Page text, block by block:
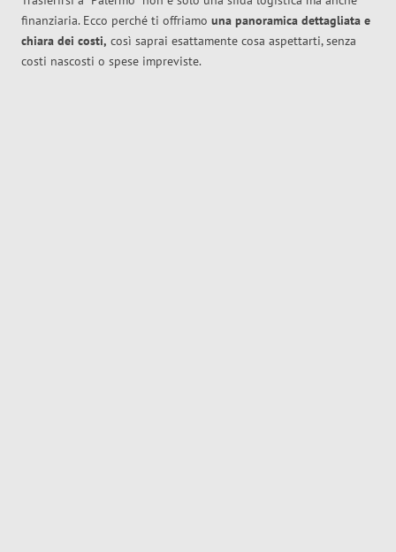
finanziaria. Ecco perché ti offriamo una panoramica dettagliata e
chiara dei costi, così saprai esattamente cosa aspettarti, senza
costi nascosti o spese impreviste.